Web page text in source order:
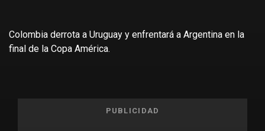
Colombia derrota a Uruguay y enfrentará a Argentina en la
final de la Copa América.
PUBLICIDAD